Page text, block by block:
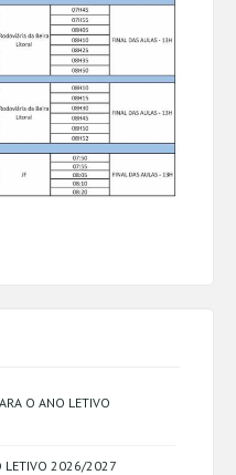
O ANO LETIVO
LETIVO 2026/2027